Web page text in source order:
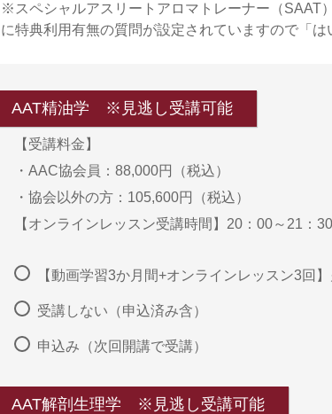
※スペシャルアスリートアロマトレーナー（SAAT
に特典利用有無の質問が設定されていますので「
AAT精油学 ※見逃し受講可能
【受講料金】
・AAC協会員：88,000円（税込）
・協会以外の方：105,600円（税込）
【オンラインレッスン受講時間】20：00～21：30
【動画学習3か月間+オンラインレッスン3回
受講しない（申込済み含）
申込み（次回開講で受講）
AAT解剖生理学 ※見逃し受講可能